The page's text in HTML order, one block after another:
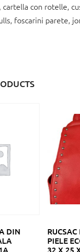
cartella con rotelle,
foscarini parete,
DIN
PIELE
32 X 25